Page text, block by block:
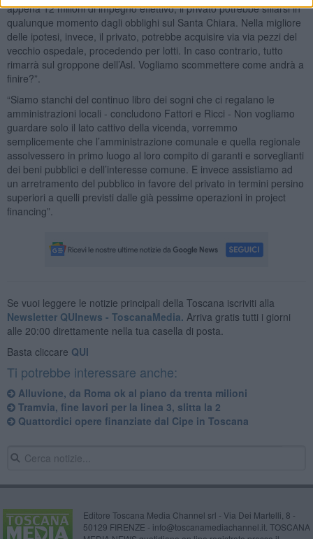
appena 12 milioni di impegno effettivo, il privato potrebbe sfilarsi in
qualunque momento dagli obblighi sul Santa Chiara. Nella migliore
delle ipotesi, invece, il privato, potrebbe acquisire via via pezzi del
vecchio ospedale, procedendo per lotti. In caso contrario, tutto
rimarrà sul groppone dell’Asl. Vogliamo scommettere come andrà a
finire?”.
“Siamo stanchi del continuo libro dei sogni che ci regalano le
amministrazioni locali - concludono Fattori e Ricci - Non vogliamo
guardare solo il lato cattivo della vicenda, vorremmo
semplicemente che l’amministrazione comunale e quella regionale
assolvessero in primo luogo al loro compito di garanti e sorveglianti
dei beni pubblici e dell’interesse comune. E invece assistiamo ad
un arretramento del pubblico in favore del privato in termini persino
superiori a quelli previsti dalle già pessime operazioni in project
financing”.
Se vuoi leggere le notizie principali della Toscana iscriviti alla
Newsletter QUInews - ToscanaMedia. Arriva gratis tutti i giorni
alle 20:00 direttamente nella tua casella di posta.
Basta cliccare QUI
Ti potrebbe interessare anche:
Alluvione, da Roma ok al piano da trenta milioni
Tramvia, fine lavori per la linea 3, slitta la 2
Quattordici opere finanziate dal Cipe in Toscana
Editore Toscana Media Channel srl - Via Dei Martelli, 8 -
50129 FIRENZE - info@toscanamediachannel.it. TOSCANA